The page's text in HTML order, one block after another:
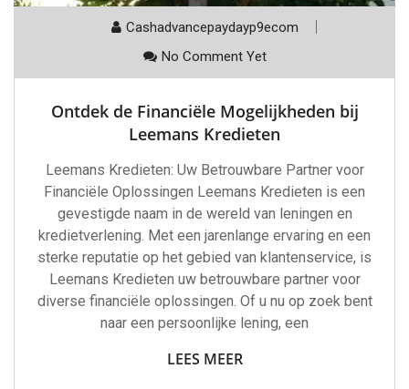
Cashadvancepaydayp9ecom
No Comment Yet
Ontdek de Financiële Mogelijkheden bij
Leemans Kredieten
Leemans Kredieten: Uw Betrouwbare Partner voor
Financiële Oplossingen Leemans Kredieten is een
gevestigde naam in de wereld van leningen en
kredietverlening. Met een jarenlange ervaring en een
sterke reputatie op het gebied van klantenservice, is
Leemans Kredieten uw betrouwbare partner voor
diverse financiële oplossingen. Of u nu op zoek bent
naar een persoonlijke lening, een
LEES MEER